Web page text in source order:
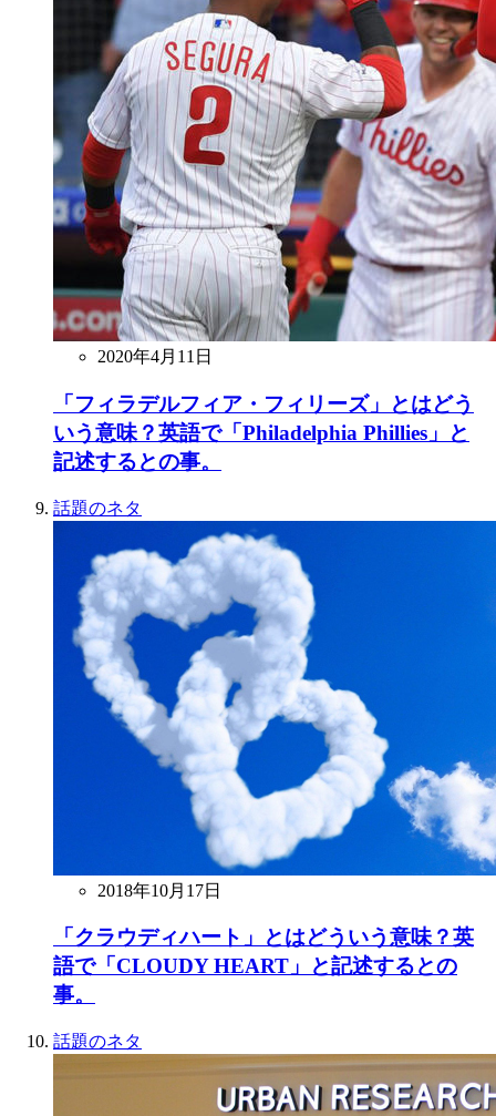
2020年4月11日
「フィラデルフィア・フィリーズ」とはどう
いう意味？英語で「Philadelphia Phillies」と
記述するとの事。
話題のネタ
2018年10月17日
「クラウディハート」とはどういう意味？英
語で「CLOUDY HEART」と記述するとの
事。
話題のネタ